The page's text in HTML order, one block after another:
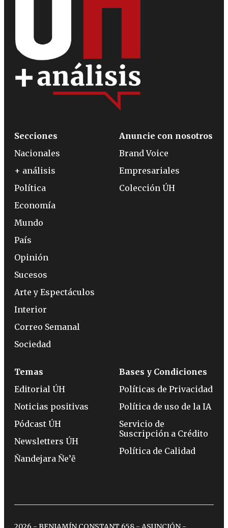
Secciones
Nacionales
+ análisis
Política
Economía
Mundo
País
Opinión
Sucesos
Arte y Espectáculos
Interior
Correo Semanal
Sociedad
Anuncie con nosotros
Brand Voice
Empresariales
Colección ÚH
Temas
Editorial ÚH
Noticias positivas
Pódcast ÚH
Newsletters ÚH
Ñandejara Ñe’ẽ
Bases y Condiciones
Políticas de Privacidad
Política de uso de la IA
Servicio de
Suscripción a Crédito
Política de Calidad